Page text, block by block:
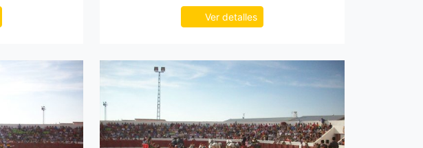
Ver detalles